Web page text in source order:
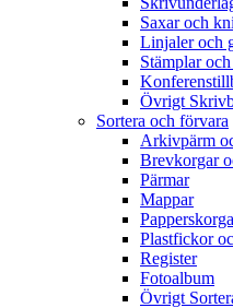
Saxar och
Linjaler och
Stämplar
Övrigt
Sortera och förvara
Arkivpärm
Brevkorgar
Pärmar
Mappar
Plastfickor
Register
Fotoalbum
Övrigt